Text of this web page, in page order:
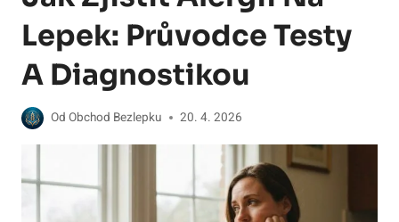
Lepek: Průvodce Testy
A Diagnostikou
Od Obchod Bezlepku 20. 4. 2026